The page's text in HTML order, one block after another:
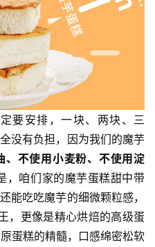
要安排，一块、两块、三
没有负担，因为我们的魔芋
、不使用小麦粉、不使用淀
，咱们家的魔芋蛋糕甜中带
能吃吃魔芋的细微颗粒感，
，更像是精心烘焙的高级蛋
蛋糕的精髓，口感绵密松软